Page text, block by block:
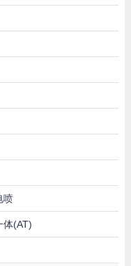
喷
体(AT)